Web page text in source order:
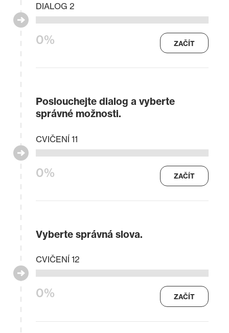
0%
DIALOG 2
ZAČÍT
Poslouchejte dialog a vyberte
správné možnosti.
0%
CVIČENÍ 11
ZAČÍT
Vyberte správná slova.
0%
CVIČENÍ 12
ZAČÍT